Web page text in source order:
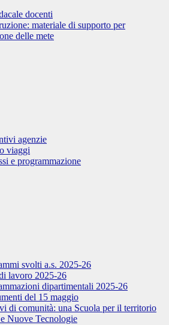
docenti
materiale di supporto per
delle mete
agenzie
viaggi
e programmazione
svolti a.s. 2025-26
lavoro 2025-26
dipartimentali 2025-26
del 15 maggio
di comunità: una Scuola per il territorio
Nuove Tecnologie